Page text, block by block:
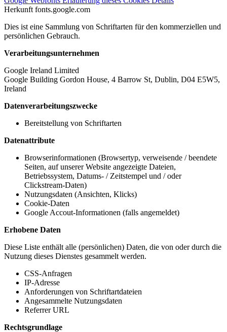
Herkunft fonts.google.com
Dies ist eine Sammlung von Schriftarten für den kommerziellen und
persönlichen Gebrauch.
Verarbeitungsunternehmen
Google Ireland Limited
Google Building Gordon House, 4 Barrow St, Dublin, D04 E5W5,
Ireland
Datenverarbeitungszwecke
Bereitstellung von Schriftarten
Datenattribute
Browserinformationen (Browsertyp, verweisende / beendete
Seiten, auf unserer Website angezeigte Dateien,
Betriebssystem, Datums- / Zeitstempel und / oder
Clickstream-Daten)
Nutzungsdaten (Ansichten, Klicks)
Cookie-Daten
Google Accout-Informationen (falls angemeldet)
Erhobene Daten
Diese Liste enthält alle (persönlichen) Daten, die von oder durch die
Nutzung dieses Dienstes gesammelt werden.
CSS-Anfragen
IP-Adresse
Anforderungen von Schriftartdateien
Angesammelte Nutzungsdaten
Referrer URL
Rechtsgrundlage